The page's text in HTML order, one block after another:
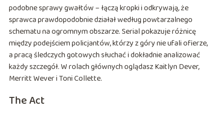
podobne sprawy gwałtów – łączą kropki i odkrywają, że
sprawca prawdopodobnie działał według powtarzalnego
schematu na ogromnym obszarze. Serial pokazuje różnicę
między podejściem policjantów, którzy z góry nie ufali ofierze,
a pracą śledczych gotowych słuchać i dokładnie analizować
każdy szczegół. W rolach głównych oglądasz Kaitlyn Dever,
Merritt Wever i Toni Collette.
The Act